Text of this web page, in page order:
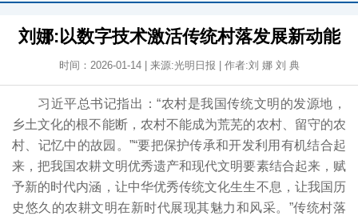
刘娜:以数字技术激活传统村落发展新动能
时间：2026-01-14 | 来源:光明日报 | 作者:刘 娜 刘 典
习近平总书记指出：“农村是我国传统文明的发源地，
乡土文化的根不能断，农村不能成为荒芜的农村、留守的农
村、记忆中的故园。”“要把保护传承和开发利用有机结合起
来，把我国农耕文明优秀遗产和现代文明要素结合起来，赋
予新的时代内涵，让中华优秀传统文化生生不息，让我国历
史悠久的农耕文明在新时代展现其魅力和风采。”传统村落